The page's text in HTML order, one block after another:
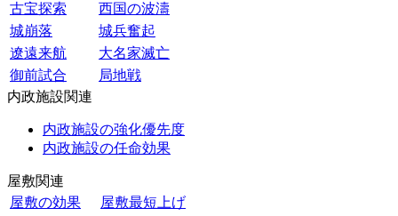
古宝探索
西国の波濤
城崩落
城兵奮起
遼遠来航
大名家滅亡
御前試合
局地戦
内政施設関連
内政施設の強化優先度
内政施設の任命効果
屋敷関連
屋敷の効果
屋敷最短上げ